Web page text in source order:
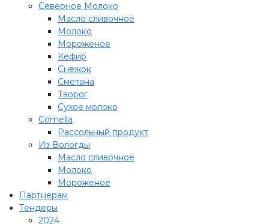
Северное Молоко
Масло сливочное
Молоко
Мороженое
Кефир
Снежок
Сметана
Творог
Сухое молоко
Comеlla
Рассольный продукт
Из Вологды
Масло сливочное
Молоко
Мороженое
Партнерам
Тендеры
2024